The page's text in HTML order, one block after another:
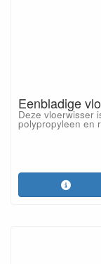
Eenbladige
Deze vloerwisser
polypropyleen en